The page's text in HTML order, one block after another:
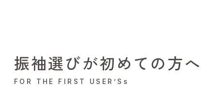
振袖選びが初めての方へ
FOR THE FIRST USER’Ss